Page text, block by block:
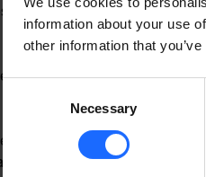
information about your use
other information that
Necessary
productos y servicios.
el
RUT y expresa su gratitud
el descubrimiento de
medidas
seguros. Seguimos
priorizando la